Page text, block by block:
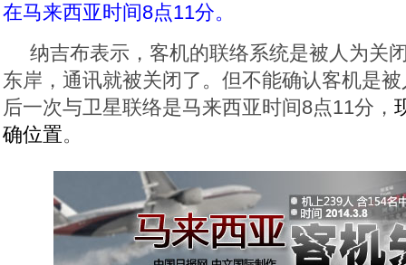
在马来西亚时间8点11分。
纳吉布表示，客机的联络系统是被人为关
东岸，通讯就被关闭了。但不能确认客机是
后一次与卫星联络是马来西亚时间8点11分，
确位置。